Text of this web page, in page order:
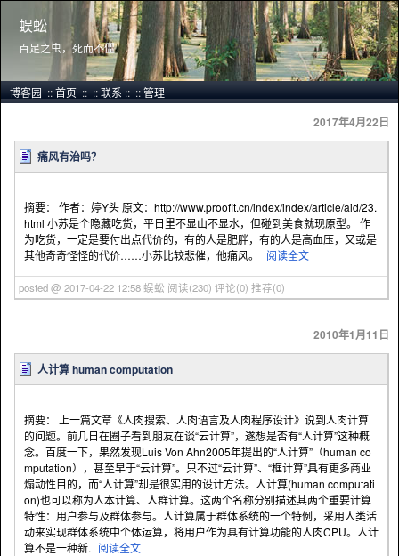
蜈蚣
百足之虫，死而不僵
博客园::首页::::联系::::管理
2017年4月22日
痛风有治吗？
摘要： 作者：婷Y头 原文：http://www.proofit.cn/index/index/article/aid/23.
html 小苏是个隐藏吃货，平日里不显山不显水，但碰到美食就现原型。 作
为吃货，一定是要付出点代价的，有的人是肥胖，有的人是高血压，又或是
其他奇奇怪怪的代价……小苏比较悲催，他痛风。
阅读全文
posted @ 2017-04-22 12:58 蜈蚣 阅读(230) 评论(0) 推荐(0)
2010年1月11日
人计算 human computation
摘要： 上一篇文章《人肉搜索、人肉语言及人肉程序设计》说到人肉计算
的问题。前几日在圈子看到朋友在谈“云计算”，遂想是否有“人计算”这种概
念。百度一下，果然发现Luis Von Ahn2005年提出的“人计算”（human co
mputation），甚至早于“云计算”。只不过“云计算”、“框计算”具有更多商业
煽动性目的，而“人计算”却是很实用的设计方法。人计算(human computati
on)也可以称为人本计算、人群计算。这两个名称分别描述其两个重要计算
特性：用户参与及群体参与。人计算属于群体系统的一个特例，采用人类活
动来实现群体系统中个体运算，将用户作为具有计算功能的人肉CPU。人计
算不是一种新. 阅读全文